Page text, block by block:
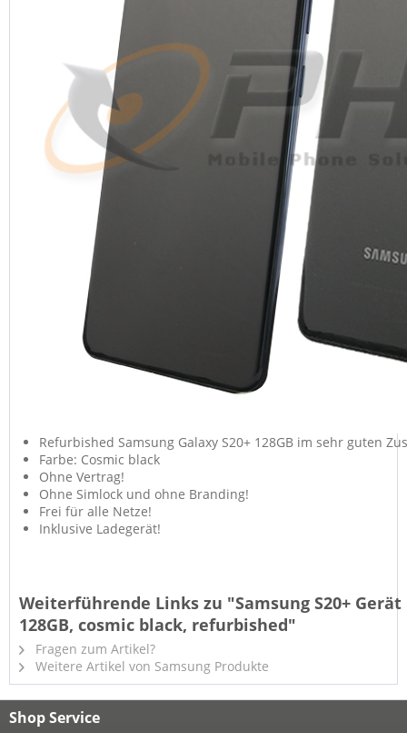
Refurbished Samsung Galaxy S20+ 128GB im sehr guten
Farbe: Cosmic black
Ohne Vertrag!
Ohne Simlock und ohne Branding!
Frei für alle Netze!
Inklusive Ladegerät!
Weiterführende Links zu "Samsung S20+ Gerät
128GB, cosmic black, refurbished"
Fragen zum Artikel?
Weitere Artikel von Samsung Produkte
Shop Service